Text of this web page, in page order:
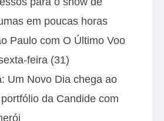
em poucas horas
Paulo com O Último Voo
feira (31)
Um Novo Dia chega ao
da Candide com